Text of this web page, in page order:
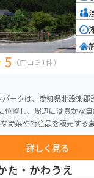
トへのアクセス * バイク
5 （口コミ1件）
ークは、愛知県北設楽郡
置し、周辺には豊かな自然
野菜や特産品を販売する
ストランがあります。ま
望できます。 バイクで訪れる場合、駐
安心です。ツーリングの
詳しく見る
た・かわうえ